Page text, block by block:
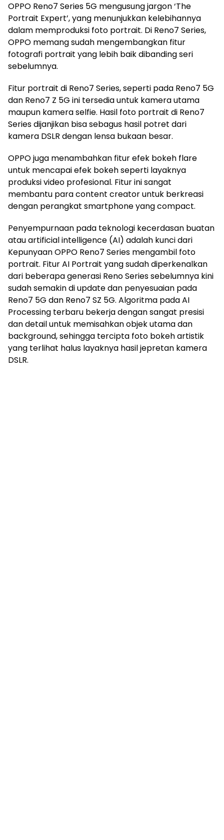
OPPO Reno7 Series 5G mengusung jargon ‘The
Portrait Expert’, yang menunjukkan kelebihannya
dalam memproduksi foto portrait. Di Reno7 Series,
OPPO memang sudah mengembangkan fitur
fotografi portrait yang lebih baik dibanding seri
sebelumnya.
Fitur portrait di Reno7 Series, seperti pada Reno7 5G
dan Reno7 Z 5G ini tersedia untuk kamera utama
maupun kamera selfie. Hasil foto portrait di Reno7
Series dijanjikan bisa sebagus hasil potret dari
kamera DSLR dengan lensa bukaan besar.
OPPO juga menambahkan fitur efek bokeh flare
untuk mencapai efek bokeh seperti layaknya
produksi video profesional. Fitur ini sangat
membantu para content creator untuk berkreasi
dengan perangkat smartphone yang compact.
Penyempurnaan pada teknologi kecerdasan buatan
atau artificial intelligence (AI) adalah kunci dari
Kepunyaan OPPO Reno7 Series mengambil foto
portrait. Fitur AI Portrait yang sudah diperkenalkan
dari beberapa generasi Reno Series sebelumnya kini
sudah semakin di update dan penyesuaian pada
Reno7 5G dan Reno7 SZ 5G. Algoritma pada AI
Processing terbaru bekerja dengan sangat presisi
dan detail untuk memisahkan objek utama dan
background, sehingga tercipta foto bokeh artistik
yang terlihat halus layaknya hasil jepretan kamera
DSLR.